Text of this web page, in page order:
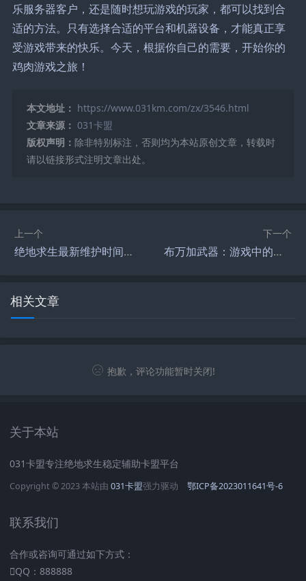
乐服务器客户，还是随时想玩游戏的玩家，都可以找到合
适的方法。只有选择合适的平台和机器设备，才能真正享
受游戏带来的快乐。今天，根据你自己的需要，开始你的
鸡肉游戏之旅！
本文地址： https://www.031km.com/zx/3546.html
文章来源： 031卡盟
版权声明： 除非特别标注，否则均为本站原创文章，转载时
请以链接形式注明文章出处。
上一个
绝地求生最新维护时间公布-绝地求生最新维护时间及更新内容详解
下一个
布万加武器：游戏中的终极战斗利器-布万加武器在游戏中如何发挥最大战斗力
相关文章
抱歉，评论功能暂时关闭!
关于本站
031卡盟专注绝地求生稳定辅助卡盟平台
Copyright © 2023 本站由 031卡盟强力驱动 鄂ICP备2023011641号-6
联系我们
合作或咨询可通过如下方式：
QQ：888888